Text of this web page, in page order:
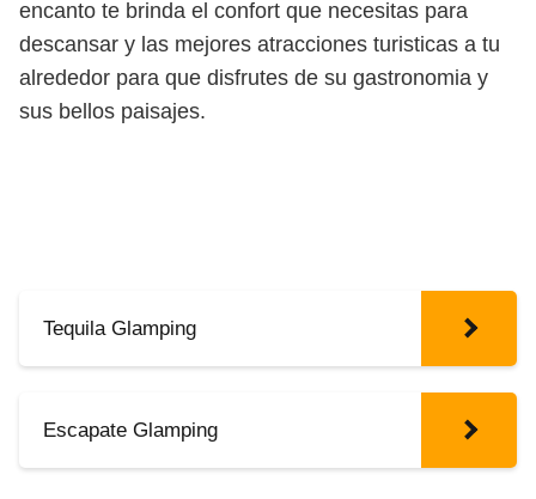
encanto te brinda el confort que necesitas para
descansar y las mejores atracciones turisticas a tu
alrededor para que disfrutes de su gastronomia y
sus bellos paisajes.
Tequila Glamping
Escapate Glamping